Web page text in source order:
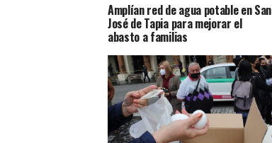
Amplían red de agua potable en San
José de Tapia para mejorar el
abasto a familias